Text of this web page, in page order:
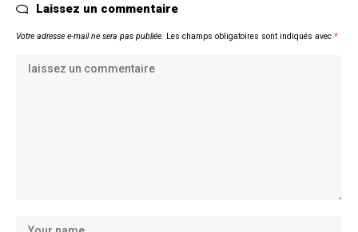
Laissez un commentaire
Votre adresse e-mail ne sera pas publiée. Les champs obligatoires sont indiqués avec *